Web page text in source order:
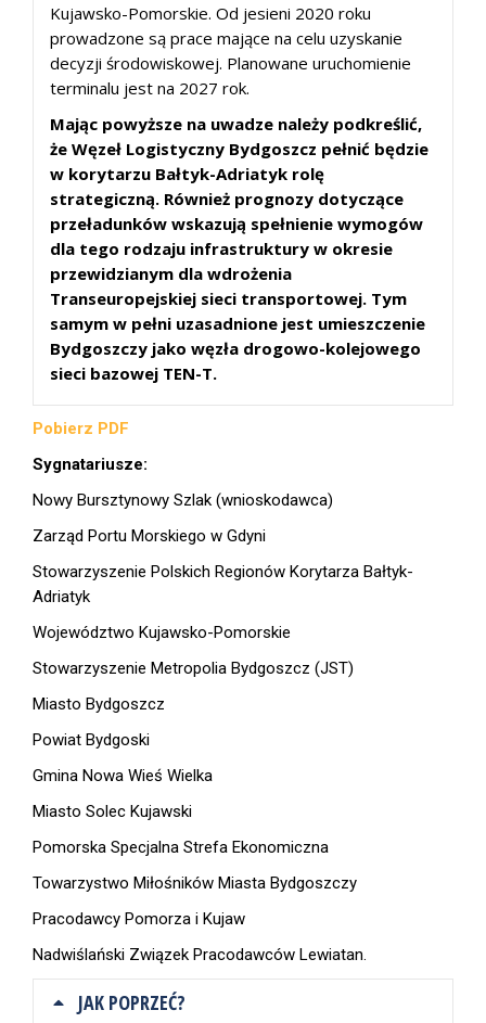
Kujawsko-Pomorskie. Od jesieni 2020 roku
prowadzone są prace mające na celu uzyskanie
decyzji środowiskowej. Planowane uruchomienie
terminalu jest na 2027 rok.
Mając powyższe na uwadze należy podkreślić,
że Węzeł Logistyczny Bydgoszcz pełnić będzie
w korytarzu Bałtyk-Adriatyk rolę
strategiczną. Również prognozy dotyczące
przeładunków wskazują spełnienie wymogów
dla tego rodzaju infrastruktury w okresie
przewidzianym dla wdrożenia
Transeuropejskiej sieci transportowej. Tym
samym w pełni uzasadnione jest umieszczenie
Bydgoszczy jako węzła drogowo-kolejowego
sieci bazowej TEN-T.
Pobierz PDF
Sygnatariusze:
Nowy Bursztynowy Szlak (wnioskodawca)
Zarząd Portu Morskiego w Gdyni
Stowarzyszenie Polskich Regionów Korytarza Bałtyk-
Adriatyk
Województwo Kujawsko-Pomorskie
Stowarzyszenie Metropolia Bydgoszcz (JST)
Miasto Bydgoszcz
Powiat Bydgoski
Gmina Nowa Wieś Wielka
Miasto Solec Kujawski
Pomorska Specjalna Strefa Ekonomiczna
Towarzystwo Miłośników Miasta Bydgoszczy
Pracodawcy Pomorza i Kujaw
Nadwiślański Związek Pracodawców Lewiatan.
JAK POPRZEĆ?